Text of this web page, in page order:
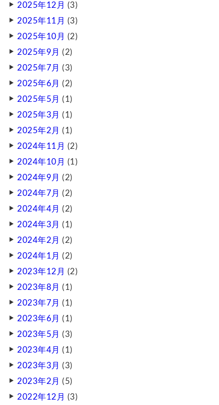
2025年12月 (3)
2025年11月 (3)
2025年10月 (2)
2025年9月 (2)
2025年7月 (3)
2025年6月 (2)
2025年5月 (1)
2025年3月 (1)
2025年2月 (1)
2024年11月 (2)
2024年10月 (1)
2024年9月 (2)
2024年7月 (2)
2024年4月 (2)
2024年3月 (1)
2024年2月 (2)
2024年1月 (2)
2023年12月 (2)
2023年8月 (1)
2023年7月 (1)
2023年6月 (1)
2023年5月 (3)
2023年4月 (1)
2023年3月 (3)
2023年2月 (5)
2022年12月 (3)